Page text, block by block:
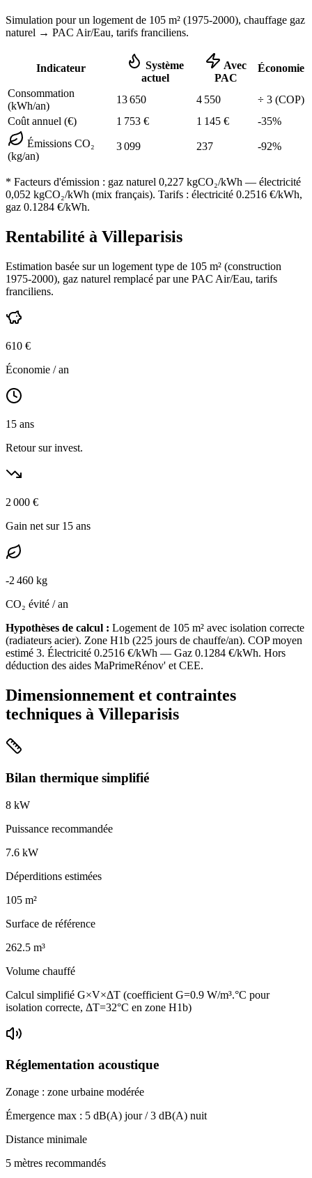
Simulation pour un logement de 105 m² (1975-2000), chauffage gaz
naturel → PAC Air/Eau, tarifs franciliens.
Indicateur
Système
actuel
Avec
PAC
Économie
Consommation
(kWh/an)
13 650 4 550 ÷ 3 (COP)
Coût annuel (€)
1 753 € 1 145 € -35%
Émissions CO₂
(kg/an)
3 099 237 -92%
* Facteurs d'émission : gaz naturel 0,227 kgCO₂/kWh — électricité
0,052 kgCO₂/kWh (mix français). Tarifs : électricité 0.2516 €/kWh,
gaz 0.1284 €/kWh.
Rentabilité à Villeparisis
Estimation basée sur un logement type de 105 m² (construction
1975-2000), gaz naturel remplacé par une PAC Air/Eau, tarifs
franciliens.
610 €
Économie / an
15 ans
Retour sur invest.
2 000 €
Gain net sur 15 ans
-2 460 kg
CO₂ évité / an
Hypothèses de calcul : Logement de 105 m² avec isolation correcte
(radiateurs acier). Zone H1b (225 jours de chauffe/an). COP moyen
estimé 3. Électricité 0.2516 €/kWh — Gaz 0.1284 €/kWh. Hors
déduction des aides MaPrimeRénov' et CEE.
Dimensionnement et contraintes
techniques à Villeparisis
Bilan thermique simplifié
8 kW
Puissance recommandée
7.6 kW
Déperditions estimées
105 m²
Surface de référence
262.5 m³
Volume chauffé
Calcul simplifié G×V×ΔT (coefficient G=0.9 W/m³.°C pour
isolation correcte, ΔT=32°C en zone H1b)
Réglementation acoustique
Zonage : zone urbaine modérée
Émergence max : 5 dB(A) jour /3 dB(A) nuit
Distance minimale
5 mètres recommandés